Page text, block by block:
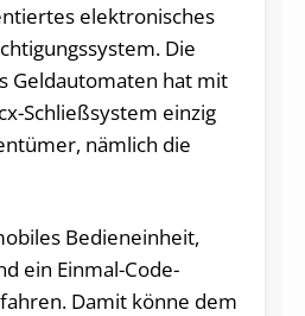
elektronisches
Die
Geldautomaten hat mit
Schließsystem einzig
nämlich die
Bedieneinheit,
ein Einmal-Code-
Damit könne dem